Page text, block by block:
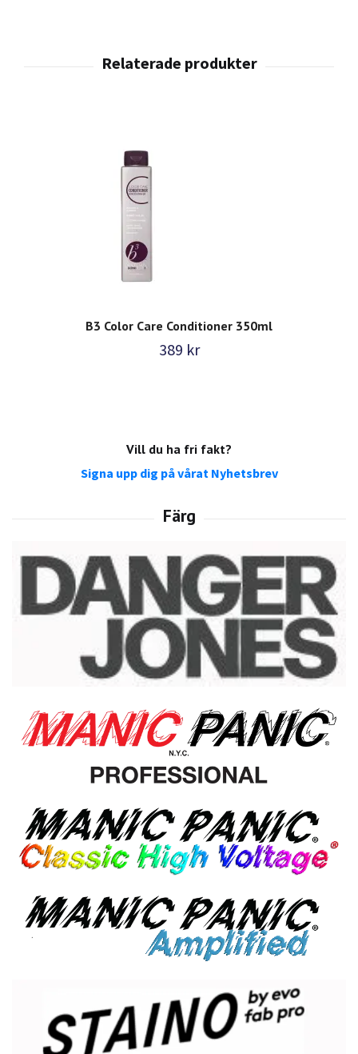
Vill du ha fri fakt?
Signa upp dig på vårat Nyhetsbrev
B3 Color Care Conditioner 350ml
389 kr